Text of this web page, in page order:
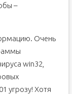
–
Очень
win32,
угрозу! Хотя